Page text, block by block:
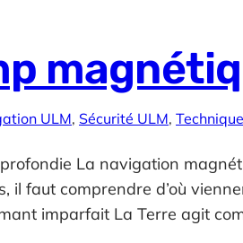
ULM, Sécurité ULM,
La navigation
il faut comprendre d’où
imparfait La Terre agit